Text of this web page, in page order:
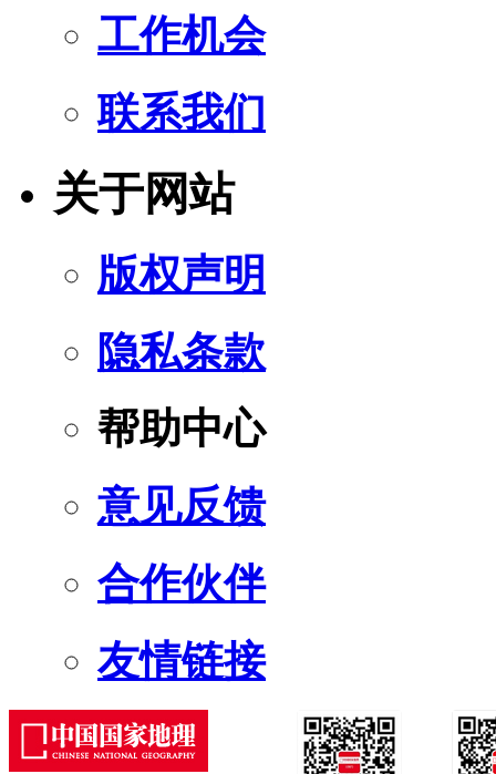
工作机会
联系我们
关于网站
版权声明
隐私条款
帮助中心
意见反馈
合作伙伴
友情链接